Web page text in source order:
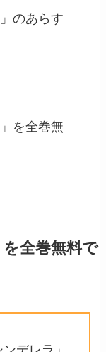
のあらす
を全巻無
を全巻無料で